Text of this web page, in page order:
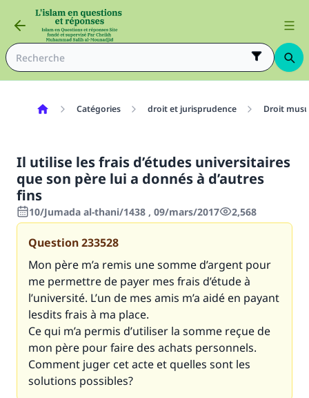
Catégories droit et jurisprudence Droit
Il utilise les frais d’études universitaires
que son père lui a donnés à d’autres
fins
10/Jumada al-thani/1438 , 09/mars/2017 2,568
Question233528
Mon père m’a remis une somme d’argent pour
me permettre de payer mes frais d’étude à
l’université. L’un de mes amis m’a aidé en payant
lesdits frais à ma place.
Ce qui m’a permis d’utiliser la somme reçue de
mon père pour faire des achats personnels.
Comment juger cet acte et quelles sont les
solutions possibles?